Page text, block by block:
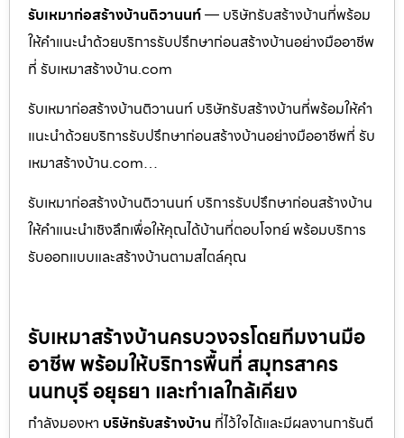
รับเหมาก่อสร้างบ้านติวานนท์— บริษัทรับสร้างบ้านที่พร้อม
ให้คำแนะนำด้วยบริการรับปรึกษาก่อนสร้างบ้านอย่างมืออาชีพ
ที่ รับเหมาสร้างบ้าน.com
รับเหมาก่อสร้างบ้านติวานนท์ บริษัทรับสร้างบ้านที่พร้อมให้คำ
แนะนำด้วยบริการรับปรึกษาก่อนสร้างบ้านอย่างมืออาชีพที่ รับ
เหมาสร้างบ้าน.com…
รับเหมาก่อสร้างบ้านติวานนท์ บริการรับปรึกษาก่อนสร้างบ้าน
ให้คำแนะนำเชิงลึกเพื่อให้คุณได้บ้านที่ตอบโจทย์ พร้อมบริการ
รับออกแบบและสร้างบ้านตามสไตล์คุณ
รับเหมาสร้างบ้านครบวงจรโดยทีมงานมือ
อาชีพ พร้อมให้บริการพื้นที่ สมุทรสาคร
นนทบุรี อยุธยา และทำเลใกล้เคียง
กำลังมองหา บริษัทรับสร้างบ้าน ที่ไว้ใจได้และมีผลงานการันตี